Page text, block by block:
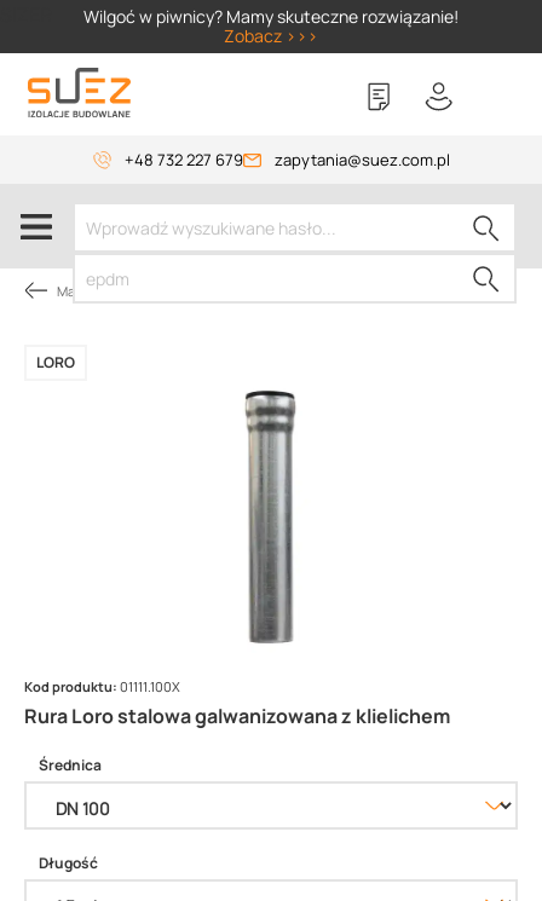
Wilgoć w piwnicy? Mamy skuteczne rozwiązanie!
Zobacz >>>
+48 732 227 679 zapytania@suez.com.pl
Materiały instalacyjne
Rura Loro stalowa galwanizowana z klielichem
LORO
Kod produktu: 01111.100X
Średnica
Długość